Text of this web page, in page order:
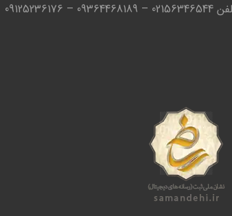
09364468189 – 09125236176